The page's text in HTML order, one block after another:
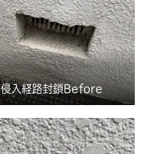
侵入経路封鎖Before